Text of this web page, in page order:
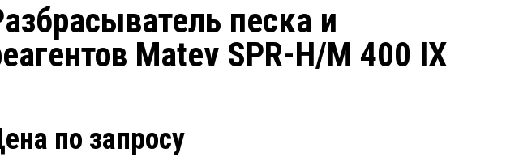
песка и
Matev SPR-H/M 400 IX
по запросу